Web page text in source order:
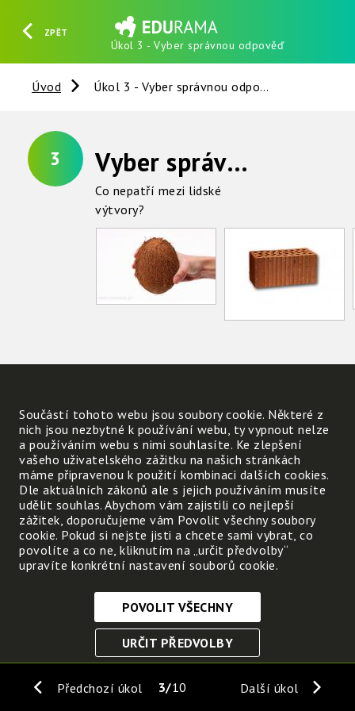
ZPĚT
Úkol 3 - Vyber správnou odpověď
HLEDAT REGISTROVAT
Úvod Úkol 3 - Vyber správnou odpověď
3 Vyber správnou odpověď (více správných)
Co nepatří mezi lidské
výtvory?
Předchozí úkol Další úkol
3 10
Součástí tohoto webu jsou soubory cookie. Některé z
nich jsou nezbytné k používání webu, ty vypnout nelze
a používáním webu s nimi souhlasíte. Ke zlepšení
vašeho uživatelského zážitku na našich stránkách
máme připravenou k použití kombinaci dalších cookies.
Dle aktuálních zákonů ale s jejich používáním musíte
udělit souhlas. Abychom vám zajistili co nejlepší
zážitek, doporučujeme vám Povolit všechny soubory
cookie. Pokud si nejste jisti a chcete sami vybrat, co
povolíte a co ne, kliknutím na „určit předvolby“
upravíte konkrétní nastavení souborů cookie.
Nezbytně nutné cookies
Tyto soubory cookie jsou nezbytné, abyste se mohli
funkce. Bez těchto cookies by webové stránky
POVOLIT VŠECHNY
URČIT PŘEDVOLBY